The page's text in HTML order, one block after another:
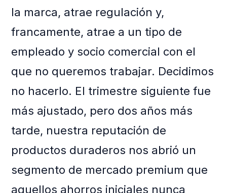
la marca, atrae regulación y,
francamente, atrae a un tipo de
empleado y socio comercial con el
que no queremos trabajar. Decidimos
no hacerlo. El trimestre siguiente fue
más ajustado, pero dos años más
tarde, nuestra reputación de
productos duraderos nos abrió un
segmento de mercado premium que
aquellos ahorros iniciales nunca